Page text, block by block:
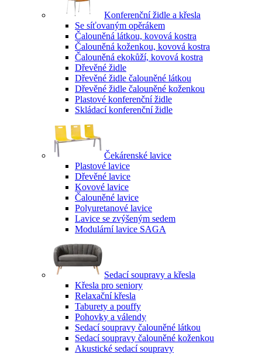
Konferenční židle a křesla
Se síťovaným opěrákem
Čalouněná látkou, kovová kostra
Čalouněná koženkou, kovová kostra
Čalouněná ekokůží, kovová kostra
Dřevěné židle
Dřevěné židle čalouněné látkou
Dřevěné židle čalouněné koženkou
Plastové konferenční židle
Skládací konferenční židle
Čekárenské lavice
Plastové lavice
Dřevěné lavice
Kovové lavice
Čalouněné lavice
Polyuretanové lavice
Lavice se zvýšeným sedem
Modulární lavice SAGA
Sedací soupravy a křesla
Křesla pro seniory
Relaxační křesla
Taburety a pouffy
Pohovky a válendy
Sedací soupravy čalouněné látkou
Sedací soupravy čalouněné koženkou
Akustické sedací soupravy